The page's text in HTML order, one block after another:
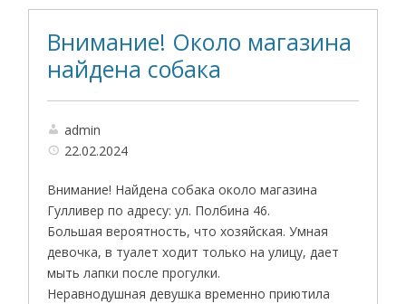
Внимание! Около магазина
найдена собака
admin
22.02.2024
Внимание! Найдена собака около магазина
Гулливер по адресу: ул. Полбина 46.
Большая вероятность, что хозяйская. Умная
девочка, в туалет ходит только на улицу, дает
мыть лапки после прогулки.
Неравнодушная девушка временно приютила